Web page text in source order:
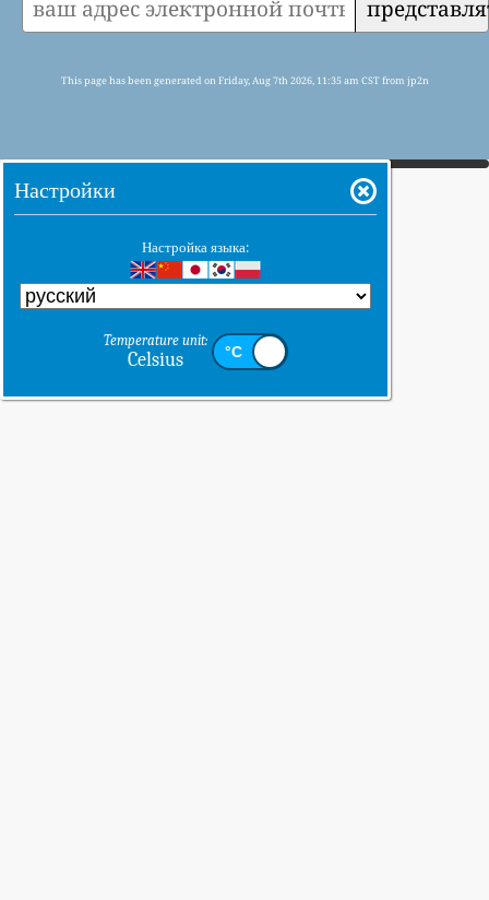
This page has been generated on Friday, Aug 7th 2026, 11:35 am CST from jp2n
Настройки
Настройка языка:
Temperature unit:
Celsius